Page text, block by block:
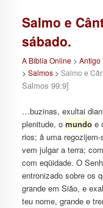
Salmo e
sábado.
A Bíblia Online> Antigo
> Salmos> Salmo e
Salmos 99:9]
…buzinas, exultai
plenitude, o mundoe
rios; ã uma
vem julgar a terra;
com eqüidade. O
entronizado sobre os
grande em Sião, e
teu nome, grande e